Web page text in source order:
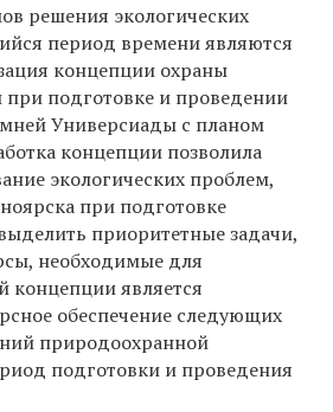
решения экологических
период времени являются
концепции охраны
подготовке и проведении
Универсиады с планом
концепции позволила
экологических проблем,
при подготовке
приоритетные задачи,
необходимые для
концепции является
обеспечение следующих
природоохранной
подготовки и проведения